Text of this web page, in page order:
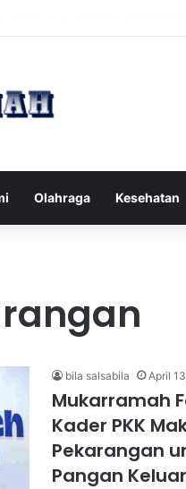
Olahraga Kesehatan
bila salsabila April
Mukarramah
Kader PKK
Pekarangan
Pangan